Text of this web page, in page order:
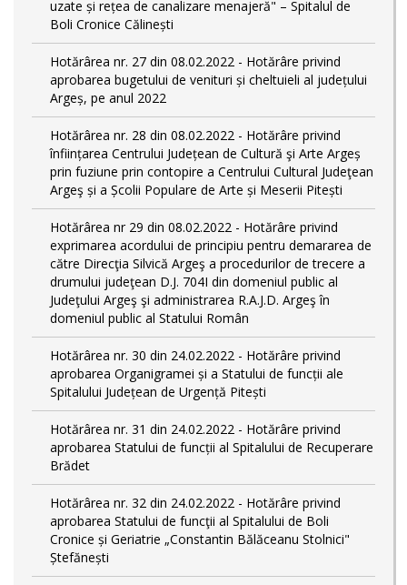
uzate și rețea de canalizare menajeră" – Spitalul de
Boli Cronice Călinești
Hotărârea nr. 27 din 08.02.2022 - Hotărâre privind
aprobarea bugetului de venituri și cheltuieli al județului
Argeș, pe anul 2022
Hotărârea nr. 28 din 08.02.2022 - Hotărâre privind
înființarea Centrului Județean de Cultură şi Arte Argeș
prin fuziune prin contopire a Centrului Cultural Judeţean
Argeş și a Școlii Populare de Arte și Meserii Pitești
Hotărârea nr 29 din 08.02.2022 - Hotărâre privind
exprimarea acordului de principiu pentru demararea de
către Direcţia Silvică Argeş a procedurilor de trecere a
drumului judeţean D.J. 704I din domeniul public al
Judeţului Argeş şi administrarea R.A.J.D. Argeş în
domeniul public al Statului Român
Hotărârea nr. 30 din 24.02.2022 - Hotărâre privind
aprobarea Organigramei și a Statului de funcții ale
Spitalului Județean de Urgență Pitești
Hotărârea nr. 31 din 24.02.2022 - Hotărâre privind
aprobarea Statului de funcții al Spitalului de Recuperare
Brădet
Hotărârea nr. 32 din 24.02.2022 - Hotărâre privind
aprobarea Statului de funcţii al Spitalului de Boli
Cronice și Geriatrie „Constantin Bălăceanu Stolnici"
Ștefănești